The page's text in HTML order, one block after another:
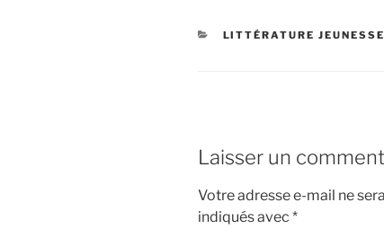
CATÉGORIES
LITTÉRATURE JEUNESSE
Laisser un
Votre adresse e-mail ne
indiqués avec *